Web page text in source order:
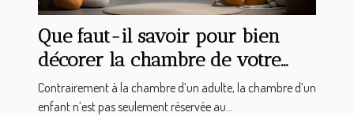
Que faut-il savoir pour bien
décorer la chambre de votre
enfant ?
Contrairement à la chambre d’un adulte, la chambre d’un
enfant n’est pas seulement réservée au...